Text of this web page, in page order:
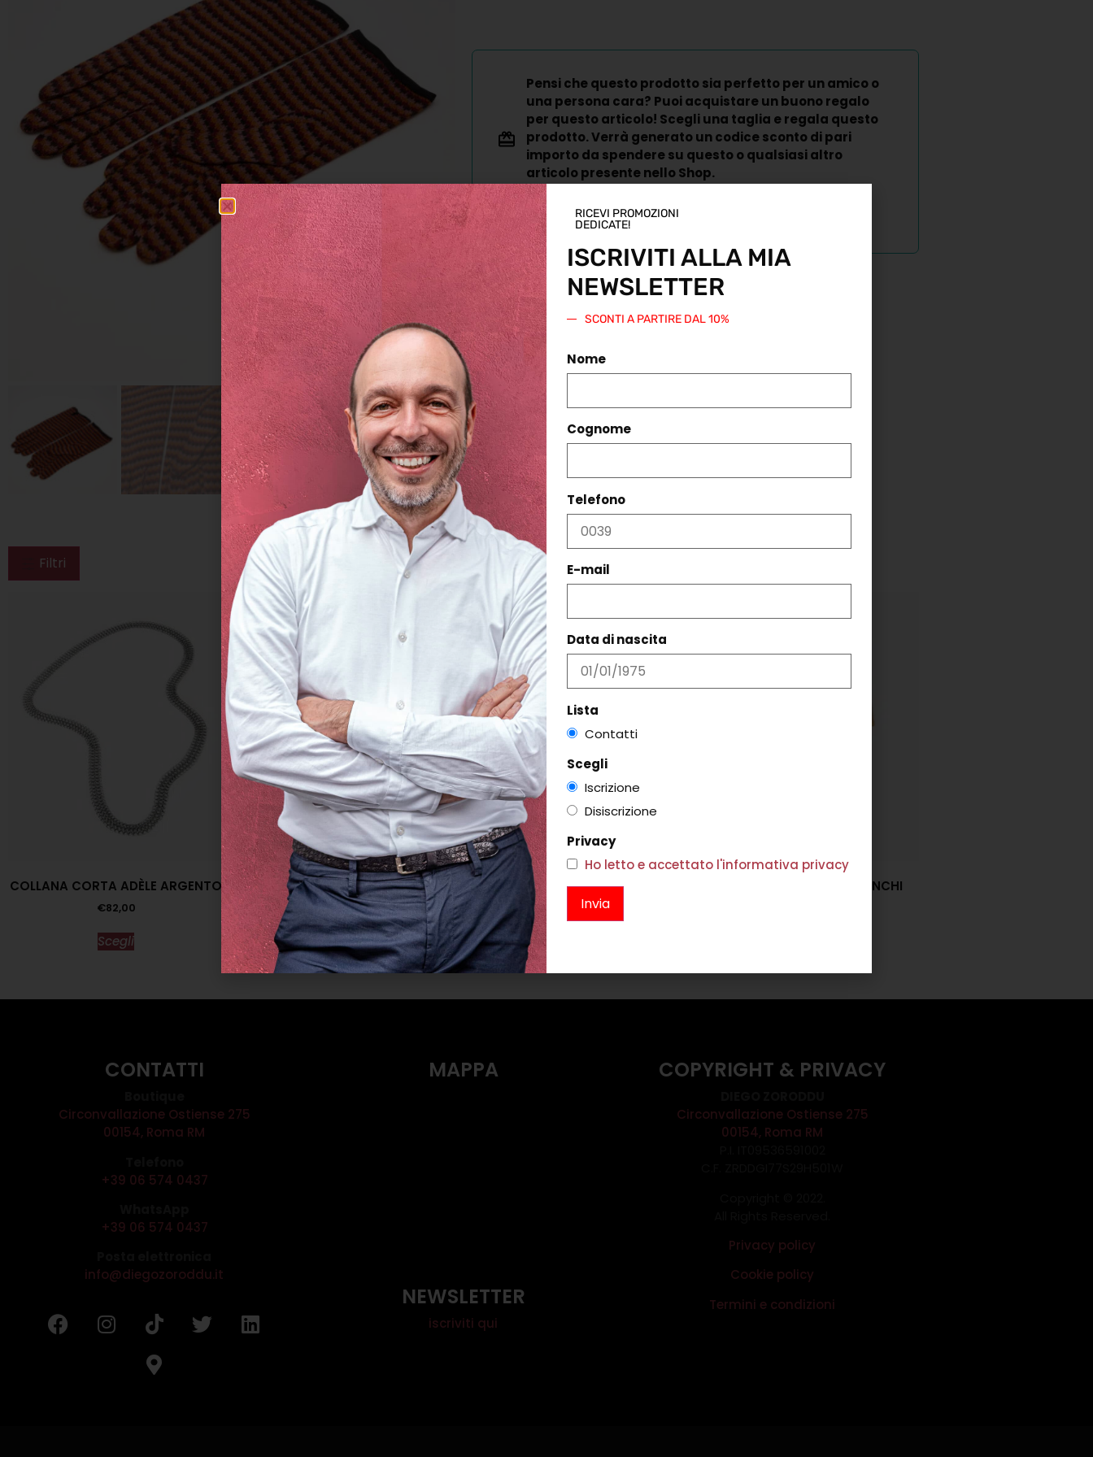
Pensi che questo prodotto sia perfetto per un amico o
una persona cara? Puoi acquistare un buono regalo
per questo articolo! Scegli una taglia e regala questo
prodotto. Verrà generato un codice sconto di pari
importo da spendere su questo o qualsiasi altro
articolo presente nello Shop.
Regala questo prodotto
PRODOTTI CORRELATI
Filtri
COLLANA CORTA ADÈLE ARGENTO
€82,00
Scegli
SANDALO DRAPPEGGIATO
CERULEO
€235,00€ 141,00
Scegli
MOUSE BAG NAVY LATEX
88,00
PENDENTI TRE CUORI BIANCHI
CONTATTI
Circonvallazione Ostiense 275
00154, Roma RM
+39 06 574 0437
+39 06 574 0437
info@diegozoroddu.it
MAPPA
NEWSLETTER
iscriviti qui
COPYRIGHT & PRIVACY
Circonvallazione Ostiense 275
00154, Roma RM
Privacy policy
Cookie policy
Termini e condizioni
RICEVI PROMOZIONI
DEDICATE!
ISCRIVITI ALLA MIA
NEWSLETTER
SCONTI A PARTIRE DAL 10%
Nome
Cognome
Telefono
E-mail
Data di nascita
Lista
Contatti
Scegli
Iscrizione
Disiscrizione
Privacy
Ho letto e accettato l'informativa privacy